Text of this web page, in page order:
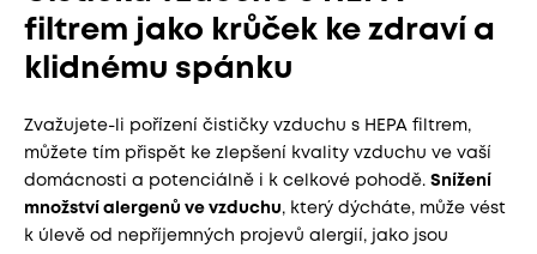
filtrem jako krůček ke zdraví a
klidnému spánku
Zvažujete-li pořízení čističky vzduchu s HEPA filtrem,
můžete tím přispět ke zlepšení kvality vzduchu ve vaší
domácnosti a potenciálně i k celkové pohodě. Snížení
množství alergenů ve vzduchu, který dýcháte, může vést
k úlevě od nepříjemných projevů alergií, jako jsou